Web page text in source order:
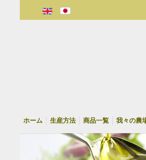
ホーム 生産方法 商品一覧 我々の農